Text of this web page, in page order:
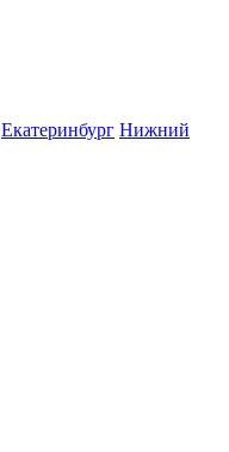
Екатеринбург Нижний